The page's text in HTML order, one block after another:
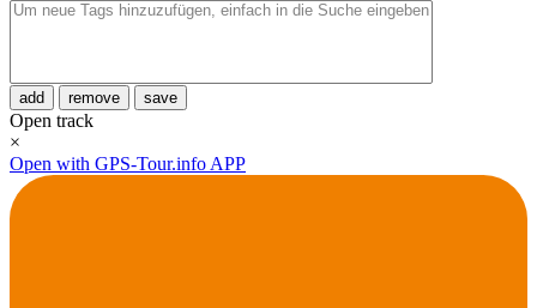
add remove save
Open track
×
Open with GPS-Tour.info APP